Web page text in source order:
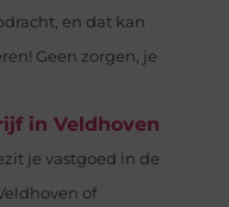
en dat kan
Geen zorgen, je
in Veldhoven
je vastgoed in de
of